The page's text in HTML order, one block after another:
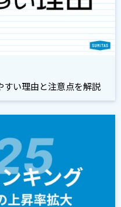
い理由と注意点を解説